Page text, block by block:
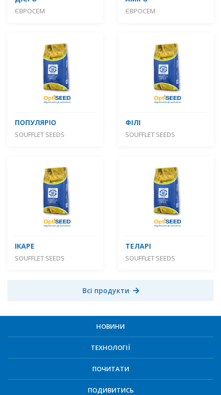
ЄВРОСЕМ ЄВРОСЕМ
ПОПУЛЯРІО
SOUFFLET SEEDS
ФІЛІ
SOUFFLET SEEDS
ІКАРЕ
SOUFFLET SEEDS
ТЕЛАРІ
SOUFFLET SEEDS
Всі продукти
НОВИНИ
ТЕХНОЛОГІЇ
ПОЧИТАТИ
ПОДИВИТИСЬ